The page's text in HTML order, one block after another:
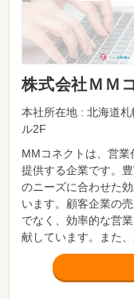
株式会社ＭＭ
本社所在地 : 北海道
ル2F
MMコネクトは、営
提供する企業です。
のニーズに合わせた
います。顧客企業の
でなく、効率的な営
献しています。また、